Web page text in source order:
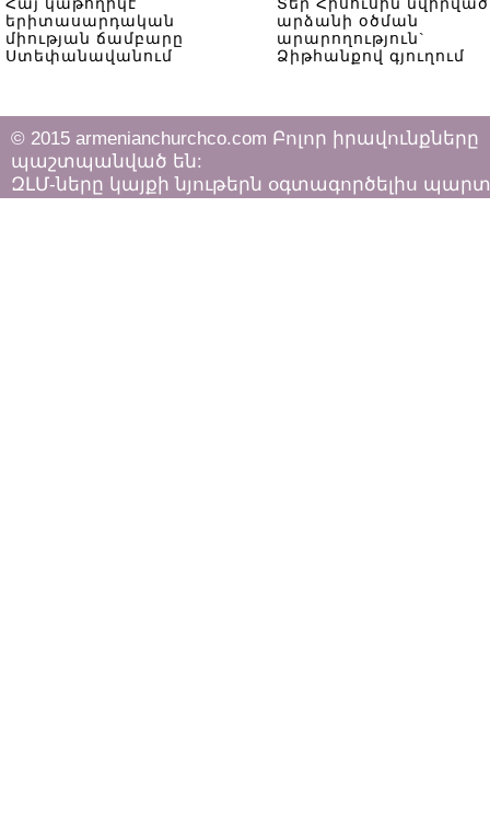
երիտասարդական
միության ճամբարը
Ստեփանավանում
արձանի օծման
արարողություն`
Ձիթհանքով գյուղում
© 2015 armenianchurchco.com Բոլոր իրավունքները
պաշտպանված են:
ԶԼՄ-ները կայքի նյութերն օգտագործելիս